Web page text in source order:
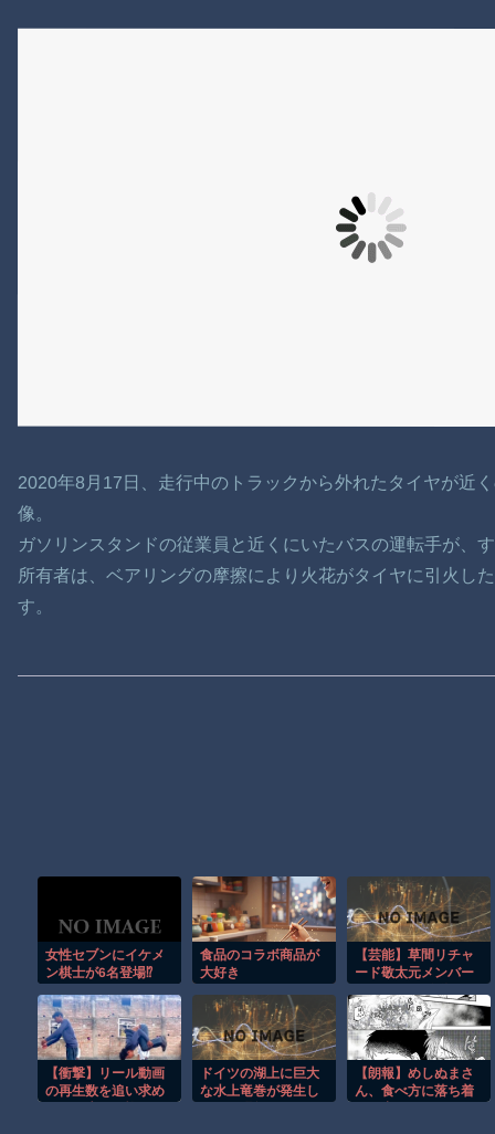
2020年8月17日、走行中のトラックから外れたタイヤが近
像。
ガソリンスタンドの従業員と近くにいたバスの運転手が、
所有者は、ベアリングの摩擦により火花がタイヤに引火し
す。
女性セブンにイケメ
ン棋士が6名登場⁉
食品のコラボ商品が
大好き
【芸能】草間リチャ
ード敬太元メンバー
月にライブステージ
に出演へ
【衝撃】リール動画
の再生数を追い求め
ドイツの湖上に巨大
な水上竜巻が発生し
【朗報】めしぬまさ
ん、食べ方に落ち着